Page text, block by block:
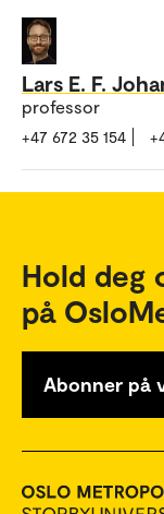
Lars E. F.
professor
+47 672 35 154
Hold deg
på
Abonner på